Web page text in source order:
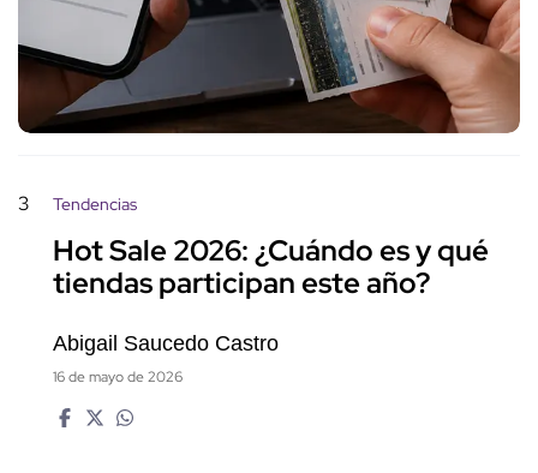
3 Tendencias
Hot Sale 2026: ¿Cuándo es y qué
tiendas participan este año?
Abigail Saucedo Castro
16 de mayo de 2026